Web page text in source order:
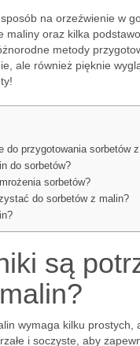
na orzeźwienie w
maliny oraz kilka
metody
ale również pięknie
do przygotowania sorbetów
do sorbetów?
sorbetów?
do sorbetów z malin?
są
wymaga kilku prostych,
i soczyste, aby